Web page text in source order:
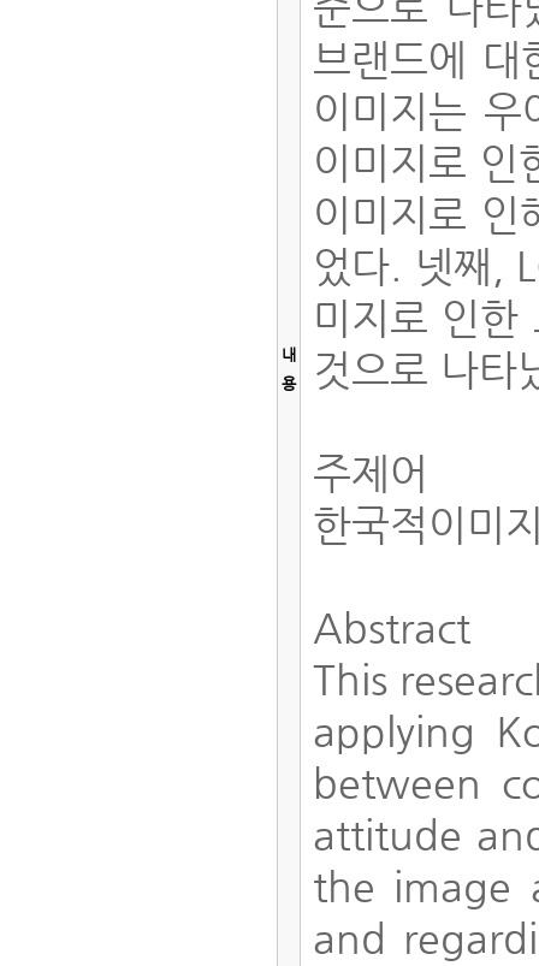
내
용
브랜드에 대
이미지는
이미지로 인
이미지로 인
었다. 넷째,
미지로 인한
것으로 나타
주제어
한국적이미
Abstract
This
applying
between
attitude
the image
and